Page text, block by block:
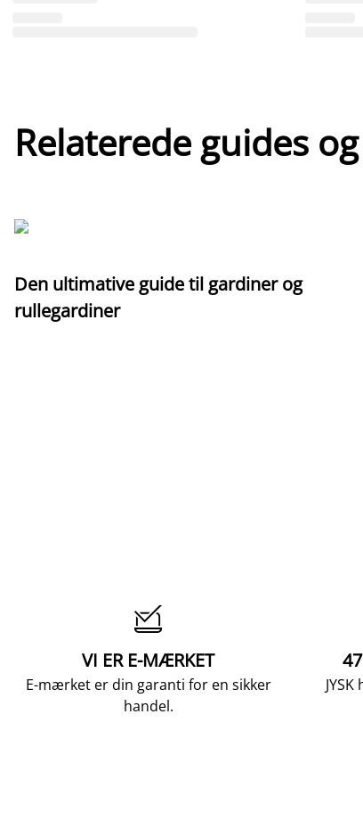
Relaterede guides
Den ultimative guide til gardiner og
rullegardiner

VI ER E-MÆRKET
E-mærket er din garanti for en sikker
handel.